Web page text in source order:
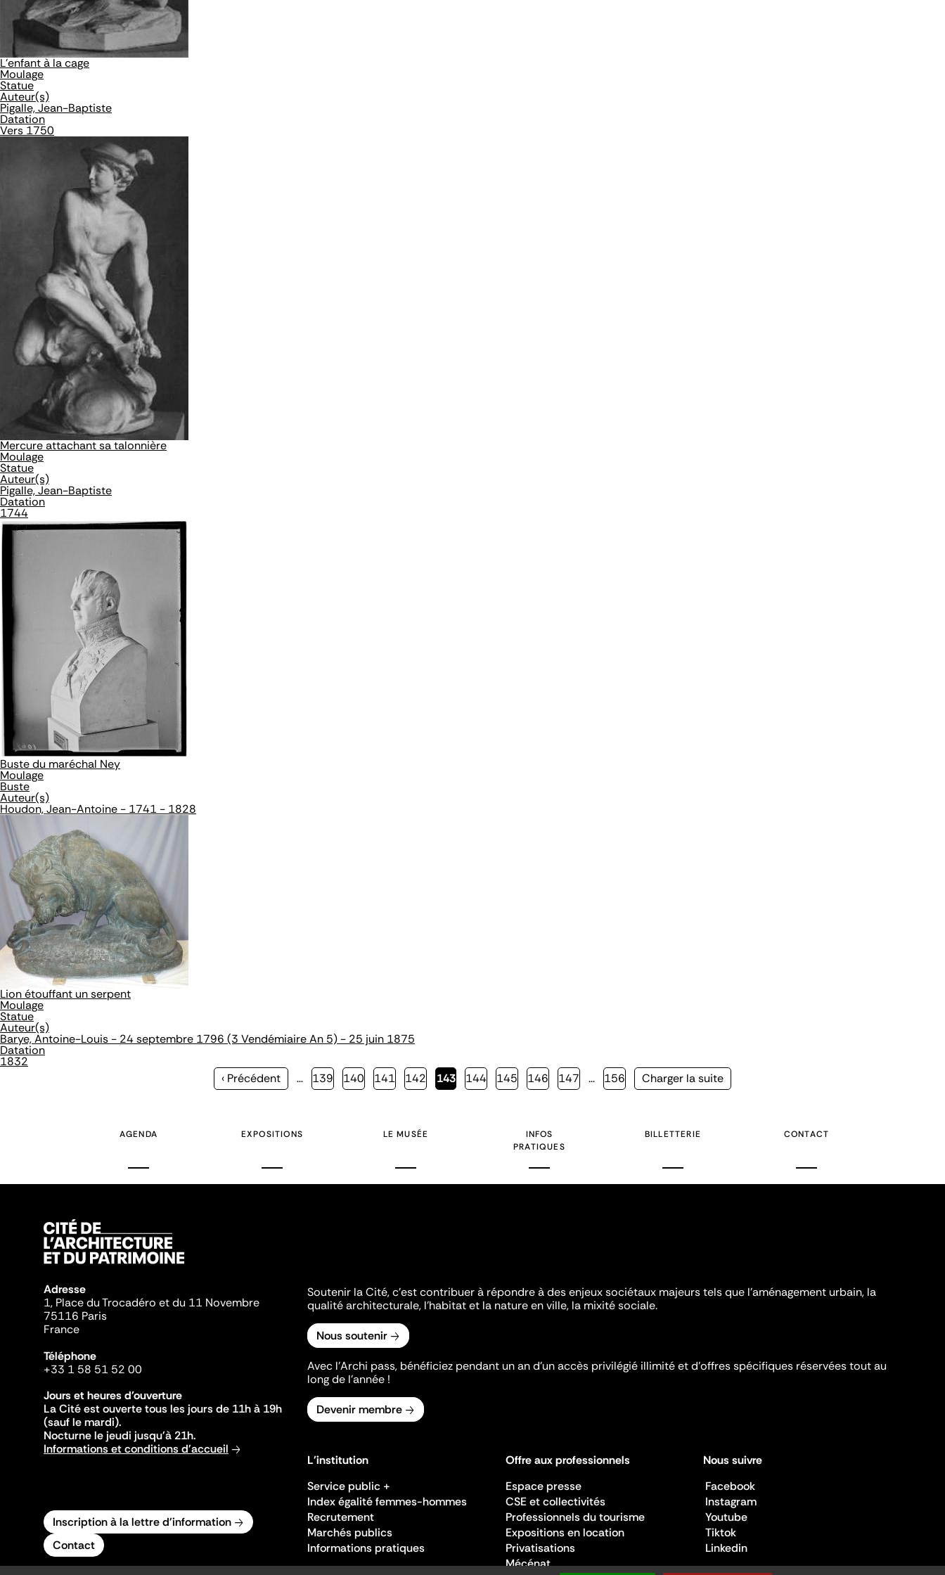
L'enfant à la cage
Moulage
Statue
Auteur(s)
Pigalle, Jean-Baptiste
Datation
Vers 1750
Mercure attachant sa talonnière
Moulage
Statue
Auteur(s)
Pigalle, Jean-Baptiste
Datation
1744
Buste du maréchal Ney
Moulage
Buste
Auteur(s)
Houdon, Jean-Antoine - 1741 - 1828
Lion étouffant un serpent
Moulage
Statue
Auteur(s)
Barye, Antoine-Louis - 24 septembre 1796 (3 Vendémiaire An 5) - 25 juin 1875
Datation
1832
Page
‹ Précédent … Page
139 Page
140 Page
141 Page
142
Page
143 Page
144 Page
145 Page
146 Page
147 … Page
156
Page
Charger la suite
AGENDA EXPOSITIONS LE MUSÉE
INFOS
PRATIQUES
BILLETTERIE CONTACT
Adresse
1, Place du Trocadéro et du 11 Novembre
75116 Paris
France
Téléphone
+33 1 58 51 52 00
Jours et heures d'ouverture
La Cité est ouverte tous les jours de 11h à 19h
(sauf le mardi).
Nocturne le jeudi jusqu'à 21h.
Informations et conditions d'accueil
Inscription à la lettre d'information
Contact
Soutenir la Cité, c'est contribuer à répondre à des enjeux sociétaux majeurs tels que l'aménagement urbain, la
qualité architecturale, l'habitat et la nature en ville, la mixité sociale.
Nous soutenir
Avec l’Archi pass, bénéficiez pendant un an d’un accès privilégié illimité et d’offres spécifiques réservées tout au
long de l’année !
Devenir membre
L'institution
Service public +
Index égalité femmes-hommes
Recrutement
Marchés publics
Informations pratiques
Offre aux professionnels
Espace presse
CSE et collectivités
Professionnels du tourisme
Expositions en location
Privatisations
Mécénat
Nous suivre
Facebook
Instagram
Youtube
Tiktok
Linkedin